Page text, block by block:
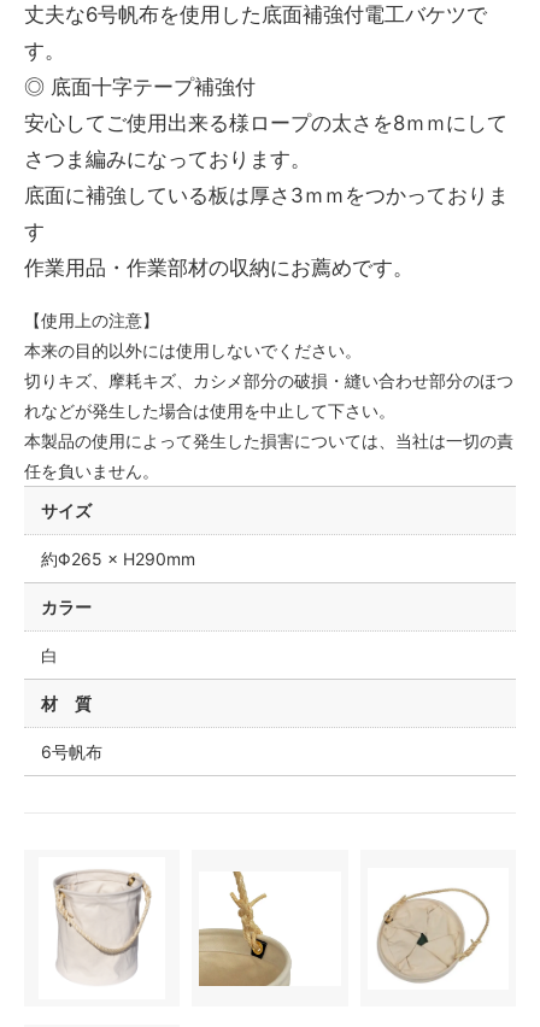
丈夫な6号帆布を使用した底面補強付電工バケツで
す。
◎ 底面十字テープ補強付
安心してご使用出来る様ロープの太さを8ｍｍにして
さつま編みになっております。
底面に補強している板は厚さ3ｍｍをつかっておりま
す
作業用品・作業部材の収納にお薦めです。
【使用上の注意】
本来の目的以外には使用しないでください。
切りキズ、摩耗キズ、カシメ部分の破損・縫い合わせ部分のほつ
れなどが発生した場合は使用を中止して下さい。
本製品の使用によって発生した損害については、当社は一切の責
任を負いません。
サイズ
約Φ265 × H290mm
カラー
白
材 質
6号帆布